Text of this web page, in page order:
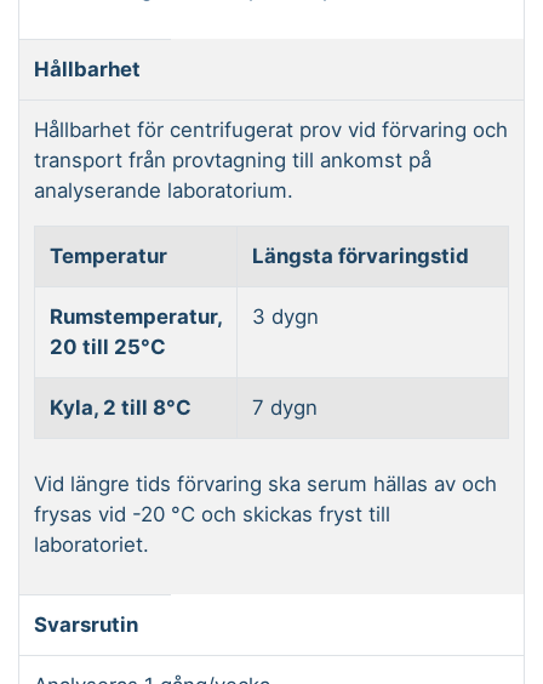
Hållbarhet
Hållbarhet för centrifugerat prov vid förvaring och
transport från provtagning till ankomst på
analyserande laboratorium.
Temperatur Längsta förvaringstid
Rumstemperatur,
20 till 25°C
3 dygn
Kyla, 2 till 8°C 7 dygn
Vid längre tids förvaring ska serum hällas av och
frysas vid -20 °C och skickas fryst till
laboratoriet.
Svarsrutin